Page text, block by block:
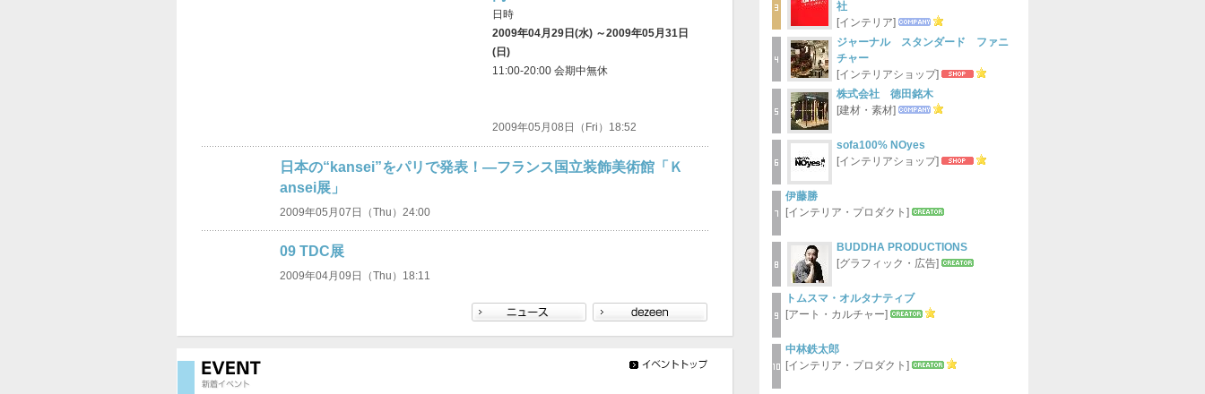
日時
2009年04月29日(水) ～2009年05月31日
(日)
11:00-20:00 会期中無休
2009年05月08日（Fri）18:52
日本の“kansei”をパリで発表！―フランス国立装飾美術館「Ｋ
ansei展」
2009年05月07日（Thu）24:00
09 TDC展
2009年04月09日（Thu）18:11
社
[インテリア]
ジャーナル スタンダード ファニ
チャー
[インテリアショップ]
株式会社 徳田銘木
[建材・素材]
sofa100% NOyes
[インテリアショップ]
伊藤勝
[インテリア・プロダクト]
BUDDHA PRODUCTIONS
[グラフィック・広告]
トムスマ・オルタナティブ
[アート・カルチャー]
中林鉄太郎
[インテリア・プロダクト]